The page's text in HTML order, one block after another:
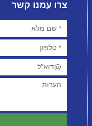
צרו עמנו קשר